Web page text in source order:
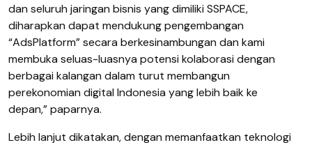
dan seluruh jaringan bisnis yang dimiliki SSPACE,
diharapkan dapat mendukung pengembangan
“AdsPlatform” secara berkesinambungan dan kami
membuka seluas-luasnya potensi kolaborasi dengan
berbagai kalangan dalam turut membangun
perekonomian digital Indonesia yang lebih baik ke
depan,” paparnya.
Lebih lanjut dikatakan, dengan memanfaatkan teknologi